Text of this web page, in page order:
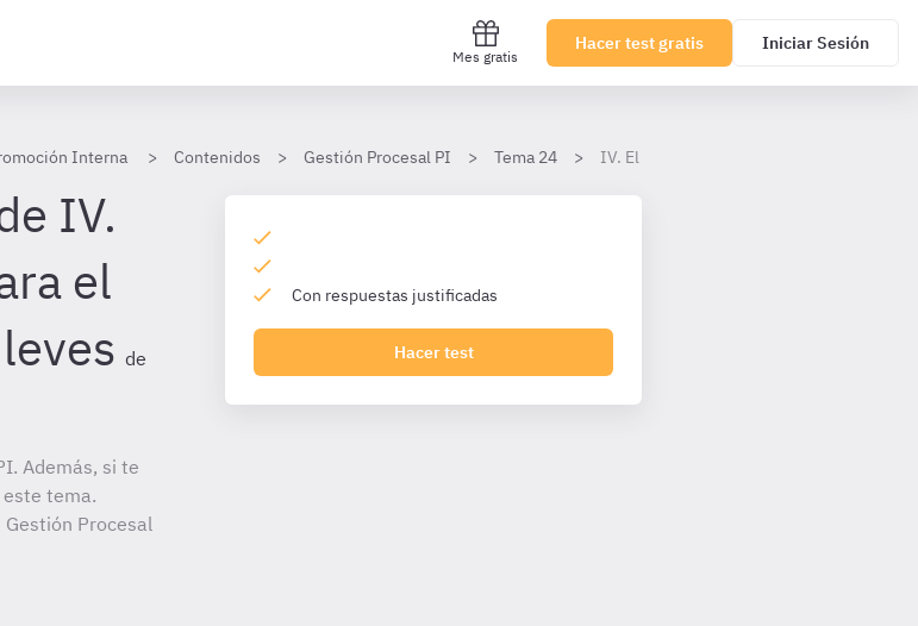
Mes gratis
Hacer test gratis Iniciar Sesión
Interna Contenidos Gestión Procesal PI Tema 24 IV. El procedimiento para el juicio sobre
IV.
el
de
Además, si te
tema.
Procesal
Con respuestas justificadas
Hacer test